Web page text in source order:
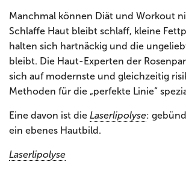
Manchmal können Diät und Workout
Schlaffe Haut bleibt schlaff, kleine
halten sich hartnäckig und die
bleibt. Die Haut-Experten der
sich auf modernste und gleichzeitig
Methoden für die „perfekte Linie“
Eine davon ist die Laserlipolyse:
ein ebenes Hautbild.
Laserlipolyse